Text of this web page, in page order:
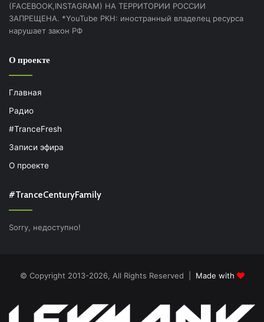
(FACEBOOK,INSTAGRAM) НА ТЕРРИТОРИИ РОССИИ
ЗАПРЕЩЕНА. *YouTube РКН: иностранный владелец ресурса
нарушает закон РФ
О проекте
Главная
Радио
#TranceFresh
Записи эфира
О проекте
#TranceCenturyFamily
Sorry, недоступно!
© Copyright 2013-2026, All Rights Reserved | Made with